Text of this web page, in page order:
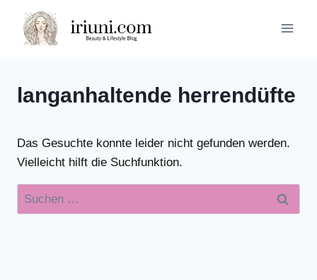
Inhalt
springen
langanhaltende herrendüfte
Das Gesuchte konnte leider nicht gefunden werden.
Vielleicht hilft die Suchfunktion.
Suchen
nach: